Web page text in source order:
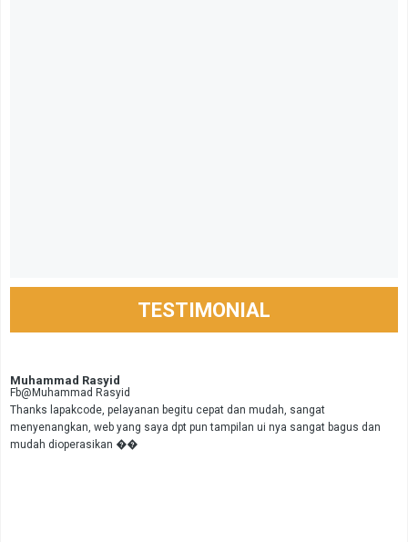
TESTIMONIAL
Muhammad Rasyid
Fb@Muhammad Rasyid
Thanks lapakcode, pelayanan begitu cepat dan mudah, sangat
menyenangkan, web yang saya dpt pun tampilan ui nya sangat bagus dan
mudah dioperasikan ��